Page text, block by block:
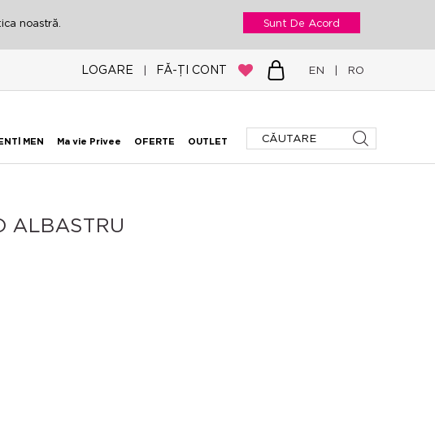
noastră. Sunt De Acord
LOGARE | FĂ-ȚI CONT EN | RO
MEN Ma vie Privee OFERTE OUTLET
ALBASTRU